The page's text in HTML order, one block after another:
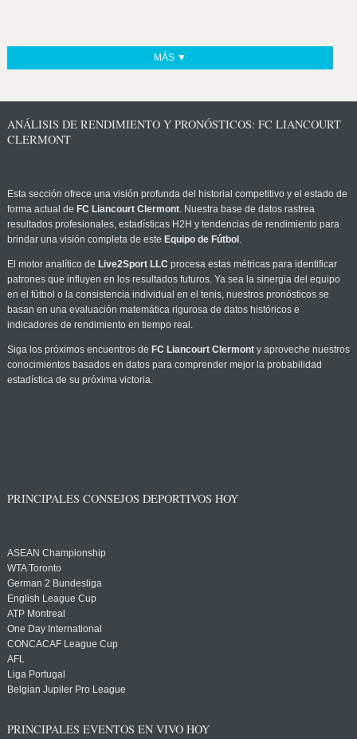
MÁS ▼
ANÁLISIS DE RENDIMIENTO Y PRONÓSTICOS: FC LIANCOURT
CLERMONT
Esta sección ofrece una visión profunda del historial competitivo y el estado de
forma actual de FC Liancourt Clermont. Nuestra base de datos rastrea
resultados profesionales, estadísticas H2H y tendencias de rendimiento para
brindar una visión completa de este Equipo de Fútbol .
El motor analítico de Live2Sport LLC procesa estas métricas para identificar
patrones que influyen en los resultados futuros. Ya sea la sinergia del equipo
en el fútbol o la consistencia individual en el tenis, nuestros pronósticos se
basan en una evaluación matemática rigurosa de datos históricos e
indicadores de rendimiento en tiempo real.
Siga los próximos encuentros de FC Liancourt Clermonty aproveche nuestros
conocimientos basados en datos para comprender mejor la probabilidad
estadística de su próxima victoria.
PRINCIPALES CONSEJOS DEPORTIVOS HOY
ASEAN Championship
WTA Toronto
German 2 Bundesliga
English League Cup
ATP Montreal
One Day International
CONCACAF League Cup
AFL
Liga Portugal
Belgian Jupiler Pro League
PRINCIPALES EVENTOS EN VIVO HOY